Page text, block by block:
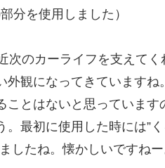
分を使用しました）
次のカーライフを支えてく
観になってきていますね。
ことはないと思っています
最初に使用した時には”く
したね。懐かしいですねー